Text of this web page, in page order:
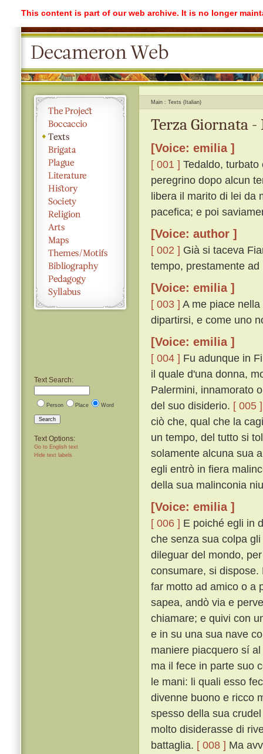
This content is part of our web archive. It is no longer
Text Search:
Person Place Word
Search
Text Options:
Go to English text
Hide text labels
Main Texts (Italian)
Terza Giornata
[Voice: emilia ]
[ 001 ] Tedaldo,
peregrino dopo alcun
libera il marito di lei da
pacefica; e poi
[Voice: author ]
[ 002 ] Già si taceva
tempo, prestamente
[Voice: emilia ]
[ 003 ] A me piace
dipartirsi, e come uno
[Voice: emilia ]
[ 004 ] Fu adunque in
il quale d'una donna,
Palermini, innamorato
del suo disiderio. [ 005 ]
ciò che, qual che la
un tempo, del tutto si
solamente alcuna sua
egli entrò in fiera
della sua malinconia
[Voice: emilia ]
[ 006 ] E poiché egli in
che senza sua colpa
dileguar del mondo,
consumare, si
far motto ad amico o a
sapea, andò via e
chiamare; e quivi con
e in su una sua nave
maniere piacquero sí
ma il fece in parte suo
le mani: li quali esso
divenne buono e ricco
spesso della sua
molto disiderasse di
battaglia. [ 008 ] Ma